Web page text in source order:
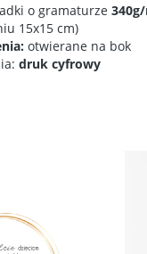
o gramaturze
15x15 cm)
otwierane na bok
druk cyfrowy